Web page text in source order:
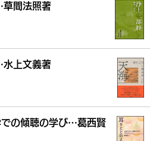
間法照著
上文義著
の傾聴の学び…葛西賢